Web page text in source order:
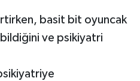
basit bit oyuncak
ve psikiyatri